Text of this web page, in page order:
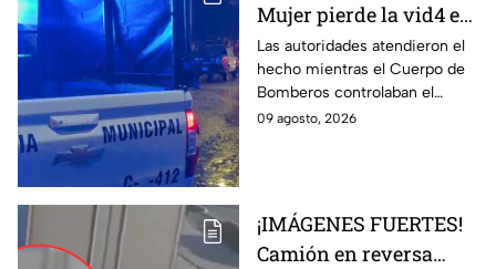
Mujer pierde la vid4 e
incendian casa en la
colonia León I
Las autoridades atendieron el
hecho mientras el Cuerpo de
Bomberos controlaban el
siniestro.
09 agosto, 2026
¡IMÁGENES FUERTES!
Camión en reversa